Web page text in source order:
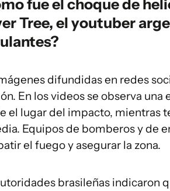
fue el choque de
Tree, el youtuber
difundidas en redes
En los videos se observa
el lugar del impacto, mientras
Equipos de bomberos y de
el fuego y asegurar la zona.
brasileñas indicaron